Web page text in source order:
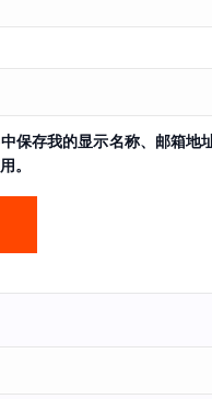
保存我的显示名称、邮箱地
。